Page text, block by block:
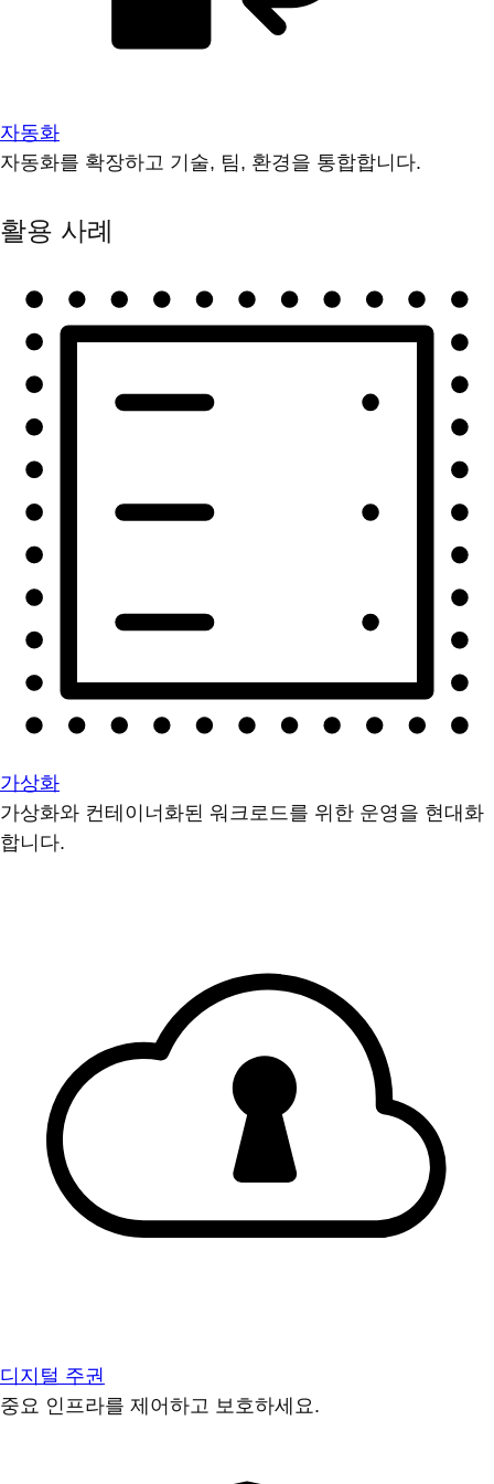
자동화
자동화를 확장하고 기술, 팀, 환경을 통합합니다.
활용 사례
가상화
가상화와 컨테이너화된 워크로드를 위한 운영을 현대화
합니다.
디지털 주권
중요 인프라를 제어하고 보호하세요.